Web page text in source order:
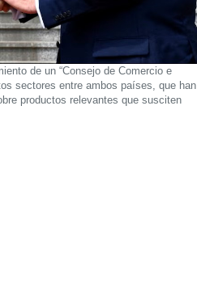
de un “Consejo de Comercio e
sectores entre ambos países, que han
productos relevantes que susciten